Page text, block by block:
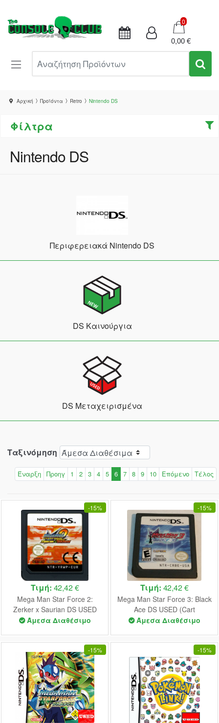
Καλάθι
0
0,00 €
Αρχική Προϊόντα Retro Nintendo DS
Φίλτρα
Nintendo DS
Περιφερειακά Nintendo DS
DS Καινούργια
DS Μεταχειρισμένα
Ταξινόμηση
Έναρξη Προηγ 1 2 3 4 5 6 7 8 9 10 Επόμενο Τέλος
-15%
Τιμή: 42,42 €
Mega Man Star Force 2:
Zerker x Saurian DS USED
(Cart Only)
Άμεσα Διαθέσιμο
-15%
Τιμή: 42,42 €
Mega Man Star Force 3: Black
Ace DS USED (Cart
Only/NTSC)
Άμεσα Διαθέσιμο
-15% -15%